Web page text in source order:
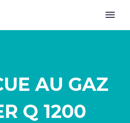
AU GAZ
Q 1200